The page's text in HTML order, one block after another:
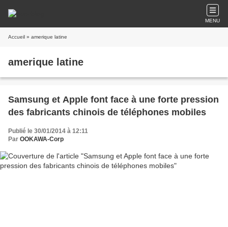
MENU
Accueil » amerique latine
amerique latine
Samsung et Apple font face à une forte pression
des fabricants chinois de téléphones mobiles
Publié le 30/01/2014 à 12:11
Par OOKAWA-Corp